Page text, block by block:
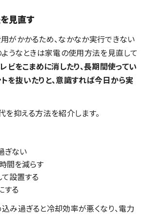
見直す
がかかるため、なかなか実行できない
ようなときは家電の使用方法を見直して
ビをこまめに消したり、長期間使ってい
を抜いたりと、意識すれば今日から実
を抑える方法を紹介します。
ぎない
間を減らす
設置する
する
み過ぎると冷却効率が悪くなり、電力